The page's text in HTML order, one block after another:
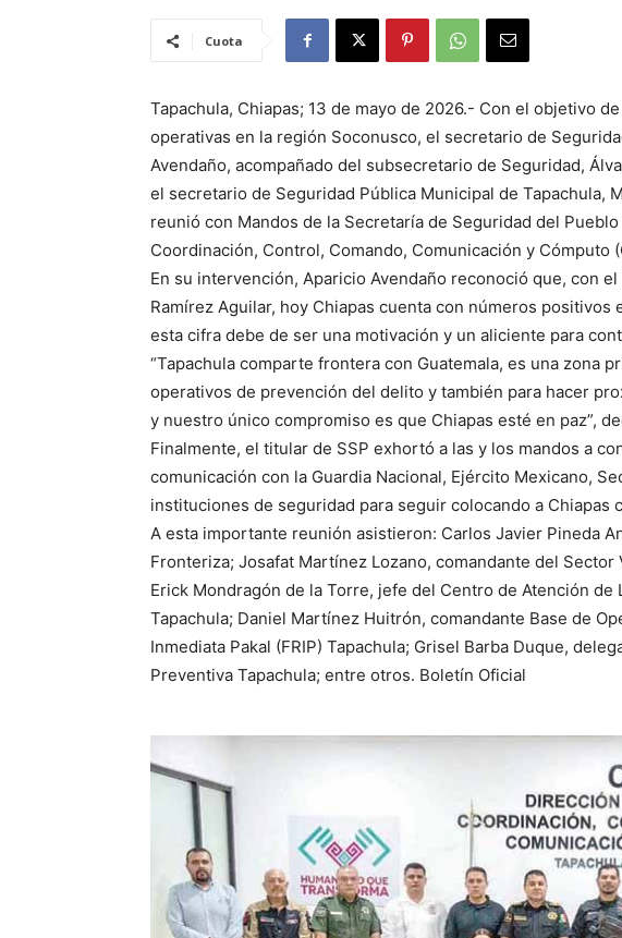
Cuota
Tapachula, Chiapas; 13 de mayo de 2026.- Con el objetivo
operativas en la región Soconusco, el secretario de
Avendaño, acompañado del subsecretario de Seguridad,
el secretario de Seguridad Pública Municipal de Tapachula,
reunió con Mandos de la Secretaría de Seguridad del
Coordinación, Control, Comando, Comunicación y Cómputo
En su intervención, Aparicio Avendaño reconoció que, con
Ramírez Aguilar, hoy Chiapas cuenta con números positivos
esta cifra debe de ser una motivación y un aliciente para
“Tapachula comparte frontera con Guatemala, es una zona
operativos de prevención del delito y también para hacer
y nuestro único compromiso es que Chiapas esté en paz”,
Finalmente, el titular de SSP exhortó a las y los mandos a
comunicación con la Guardia Nacional, Ejército Mexicano,
instituciones de seguridad para seguir colocando a Chiapas
A esta importante reunión asistieron: Carlos Javier Pineda
Fronteriza; Josafat Martínez Lozano, comandante del Sector
Erick Mondragón de la Torre, jefe del Centro de Atención de
Tapachula; Daniel Martínez Huitrón, comandante Base de
Inmediata Pakal (FRIP) Tapachula; Grisel Barba Duque,
Preventiva Tapachula; entre otros. Boletín Oficial